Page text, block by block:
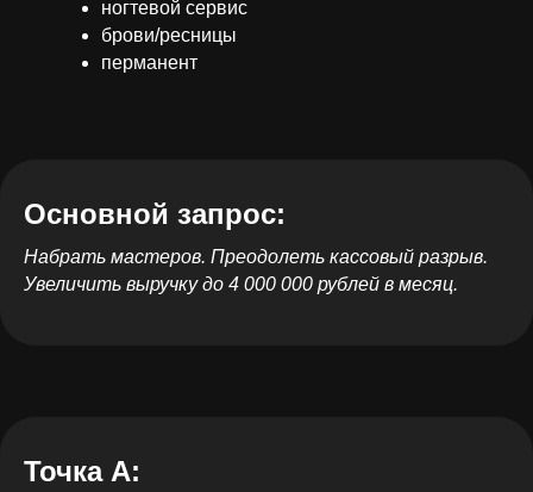
ногтевой сервис
брови/ресницы
перманент
Основной запрос:
Набрать мастеров. Преодолеть кассовый разрыв.
Увеличить выручку до 4 000 000 рублей в месяц.
Точка А: